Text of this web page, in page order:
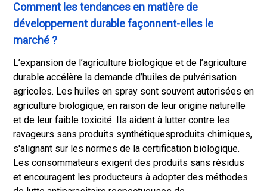
Comment les tendances en matière de
développement durable façonnent-elles le
marché ?
L’expansion de l’agriculture biologique et de l’agriculture
durable accélère la demande d’huiles de pulvérisation
agricoles. Les huiles en spray sont souvent autorisées en
agriculture biologique, en raison de leur origine naturelle
et de leur faible toxicité. Ils aident à lutter contre les
ravageurs sans produits synthétiquesproduits chimiques,
s'alignant sur les normes de la certification biologique.
Les consommateurs exigent des produits sans résidus
et encouragent les producteurs à adopter des méthodes